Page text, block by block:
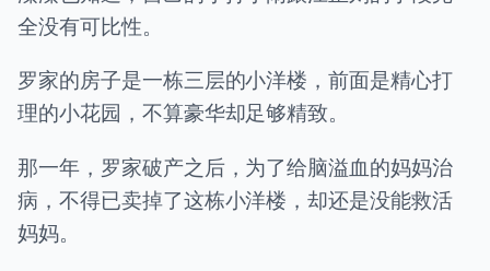
全没有可比性。
罗家的房子是一栋三层的小洋楼，前面是精心打
理的小花园，不算豪华却足够精致。
那一年，罗家破产之后，为了给脑溢血的妈妈治
病，不得已卖掉了这栋小洋楼，却还是没能救活
妈妈。